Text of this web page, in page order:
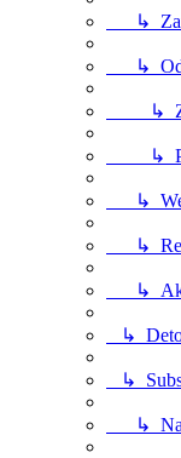
↳
↳
↳
↳
↳
↳
↳
↳
↳
↳